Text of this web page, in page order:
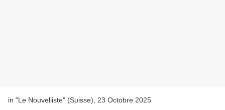
in "Le Nouvelliste" (Suisse), 23 Octobre 2025